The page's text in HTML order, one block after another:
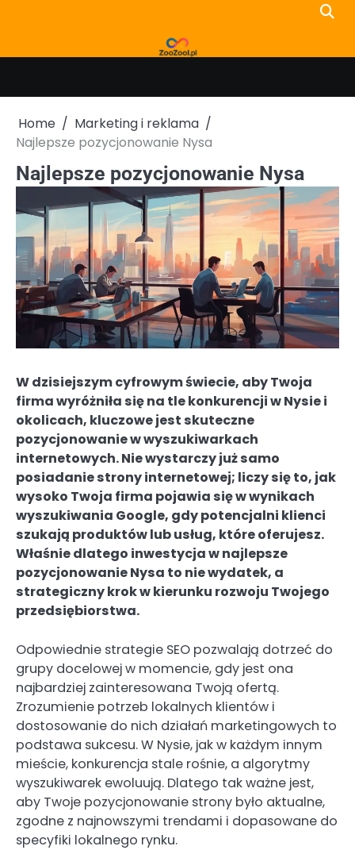
Home
Marketing i reklama
Najlepsze pozycjonowanie Nysa
Najlepsze pozycjonowanie Nysa
W dzisiejszym cyfrowym świecie, aby Twoja
firma wyróżniła się na tle konkurencji w Nysie i
okolicach, kluczowe jest skuteczne
pozycjonowanie w wyszukiwarkach
internetowych. Nie wystarczy już samo
posiadanie strony internetowej; liczy się to, jak
wysoko Twoja firma pojawia się w wynikach
wyszukiwania Google, gdy potencjalni klienci
szukają produktów lub usług, które oferujesz.
Właśnie dlatego inwestycja w najlepsze
pozycjonowanie Nysa to nie wydatek, a
strategiczny krok w kierunku rozwoju Twojego
przedsiębiorstwa.
Odpowiednie strategie SEO pozwalają dotrzeć do
grupy docelowej w momencie, gdy jest ona
najbardziej zainteresowana Twoją ofertą.
Zrozumienie potrzeb lokalnych klientów i
dostosowanie do nich działań marketingowych to
podstawa sukcesu. W Nysie, jak w każdym innym
mieście, konkurencja stale rośnie, a algorytmy
wyszukiwarek ewoluują. Dlatego tak ważne jest,
aby Twoje pozycjonowanie strony było aktualne,
zgodne z najnowszymi trendami i dopasowane do
specyfiki lokalnego rynku.